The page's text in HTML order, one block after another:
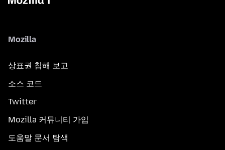
Mozilla
상표권 침해 보고
소스 코드
Twitter
Mozilla 커뮤니티 가입
도움말 문서 탐색